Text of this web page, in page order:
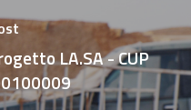
LA.SA - CUP